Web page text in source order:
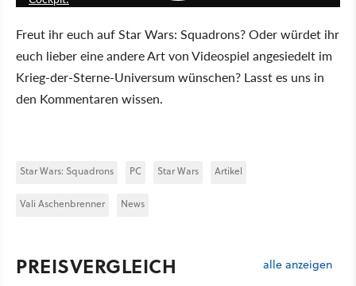
Freut ihr euch auf Star Wars: Squadrons? Oder würdet ihr
euch lieber eine andere Art von Videospiel angesiedelt im
Krieg-der-Sterne-Universum wünschen? Lasst es uns in
den Kommentaren wissen.
Star Wars: Squadrons PC Star Wars Artikel
Vali Aschenbrenner News
PREISVERGLEICH alle anzeigen